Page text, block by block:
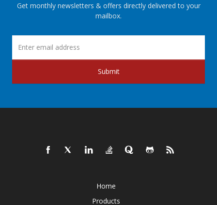
Get monthly newsletters & offers directly delivered to your
mailbox.
Submit
Home
Products